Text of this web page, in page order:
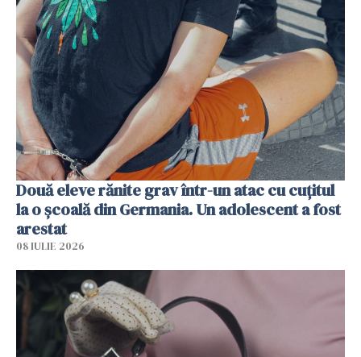
Două eleve rănite grav într-un atac cu cuțitul
la o școală din Germania. Un adolescent a fost
arestat
08 IULIE 2026